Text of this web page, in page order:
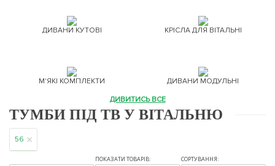
ДИВАНИ КУТОВІ КРІСЛА ДЛЯ ВІТАЛЬНІ
М'ЯКІ КОМПЛЕКТИ
ДИВАНИ МОДУЛЬНІ
ДИВИТИСЬ ВСЕ
ТУМБИ ПІД ТВ У ВІТАЛЬНЮ
56
ПОКАЗАТИ ТОВАРІВ: СОРТУВАННЯ: